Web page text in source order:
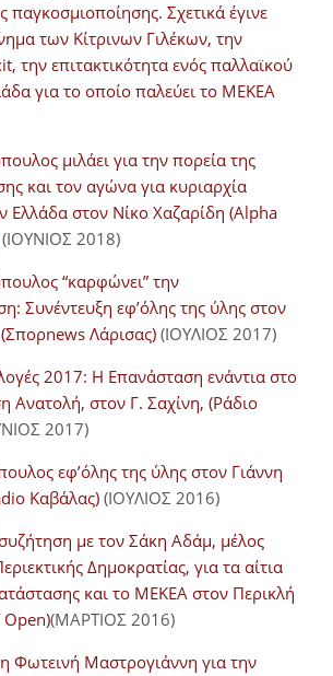
παγκοσμιοποίησης. Σχετικά έγινε
των Κίτρινων Γιλέκων, την
την επιτακτικότητα ενός παλλαϊκού
για το οποίο παλεύει το ΜΕΚΕΑ
μιλάει για την πορεία της
και τον αγώνα για κυριαρχία
Ελλάδα στον Νίκο Χαζαρίδη (Alpha
(ΙΟΥΝΙΟΣ 2018)
“καρφώνει” την
Συνέντευξη εφ’όλης της ύλης στον
Λάρισας) (ΙΟΥΛΙΟΣ 2017)
2017: Η Επανάσταση ενάντια στο
Ανατολή, στον Γ. Σαχίνη, (Ράδιο
2017)
εφ’όλης της ύλης στον Γιάννη
Καβάλας) (ΙΟΥΛΙΟΣ 2016)
με τον Σάκη Αδάμ, μέλος
Δημοκρατίας, για τα αίτια
και το ΜΕΚΕΑ στον Περικλή
(ΜΑΡΤΙΟΣ 2016)
Φωτεινή Μαστρογιάννη για την